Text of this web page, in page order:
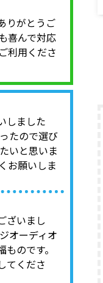
りがとうご
喜んで対応
利用くださ
しました
たので選び
いと思いま
お願いしま
ざいまし
オーディオ
のです。
てくださ